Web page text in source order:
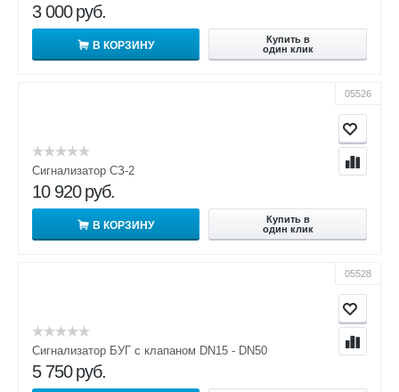
3 000 руб.
В КОРЗИНУ
Купить в
один клик
05526
Сигнализатор СЗ-2
10 920 руб.
В КОРЗИНУ
Купить в
один клик
05528
Сигнализатор БУГ с клапаном DN15 - DN50
5 750 руб.